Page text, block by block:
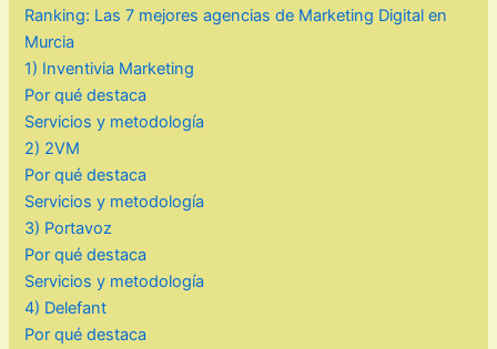
Ranking: Las 7 mejores agencias de Marketing Digital en
Murcia
1) Inventivia Marketing
Por qué destaca
Servicios y metodología
2) 2VM
Por qué destaca
Servicios y metodología
3) Portavoz
Por qué destaca
Servicios y metodología
4) Delefant
Por qué destaca